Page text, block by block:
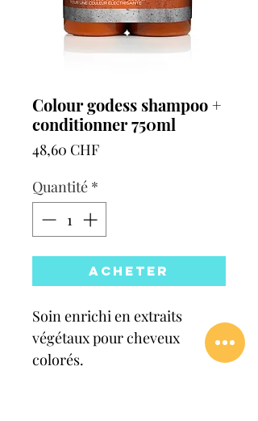
Colour godess shampoo +
conditionner 750ml
48,60 CHFPrix
Quantité *
Acheter
Soin enrichi en extraits
végétaux pour cheveux
colorés.